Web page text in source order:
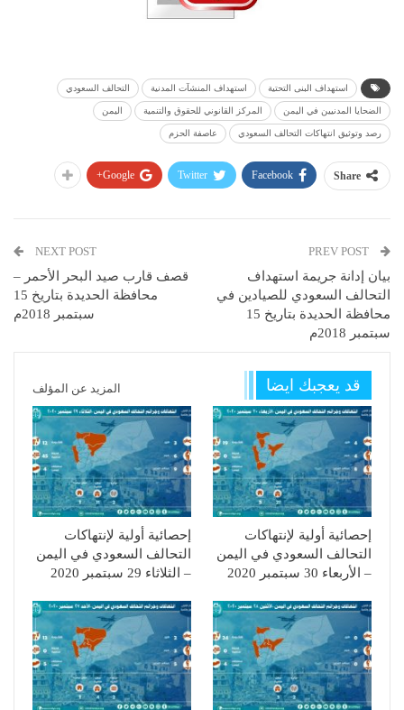
استهداف البنى التحتية استهداف المنشآت المدنية التحالف السعودي
الضحايا المدنيين في اليمن المركز القانوني للحقوق والتنمية اليمن
رصد وتوثيق انتهاكات التحالف السعودي عاصفة الحزم
Share
Facebook
Twitter
Google+
بيان إدانة جريمة استهداف
التحالف السعودي للصيادين في
محافظة الحديدة بتاريخ 15
سبتمبر 2018م
NEXT POST
قصف قارب صيد البحر الأحمر –
محافظة الحديدة بتاريخ 15
سبتمبر 2018م
قد يعجبك ايضا المزيد عن المؤلف
إحصائية أولية لإنتهاكات
التحالف السعودي في اليمن
– الأربعاء 30 سبتمبر 2020
إحصائية أولية لإنتهاكات
التحالف السعودي في اليمن
– الثلاثاء 29 سبتمبر 2020